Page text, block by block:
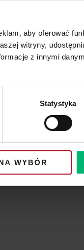
aby oferować
witryny,
z innymi
Statystyka
WYBÓR